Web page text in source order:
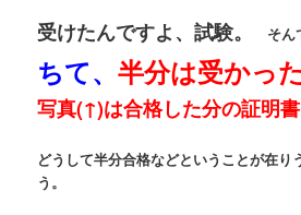
受けたんですよ、試験。 そん
ちて、半分は受かった
写真(↑)は合格した分の証明書
どうして半分合格などということが在り
う。